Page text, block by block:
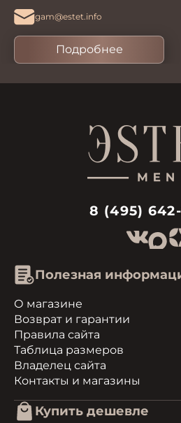
gam@estet.info
Подробнее
8 (495)
Полезная
О магазине
Возврат и гарантии
Правила сайта
Таблица размеров
Владелец сайта
Контакты и магазины
Купить дешевле